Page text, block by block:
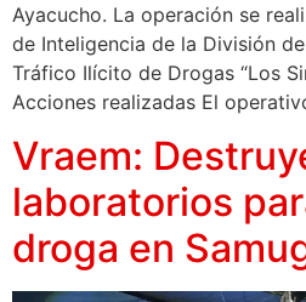
Ayacucho. La operación se
de Inteligencia de la División
Tráfico Ilícito de Drogas “Los
Acciones realizadas El
Vraem:
laboratorios
droga en